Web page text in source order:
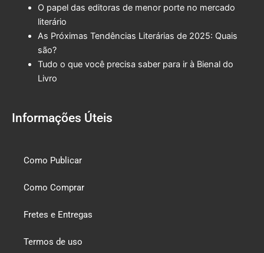
O papel das editoras de menor porte no mercado
literário
As Próximas Tendências Literárias de 2025: Quais
são?
Tudo o que você precisa saber para ir à Bienal do
Livro
Informações Úteis
Como Publicar
Como Comprar
Fretes e Entregas
Termos de uso